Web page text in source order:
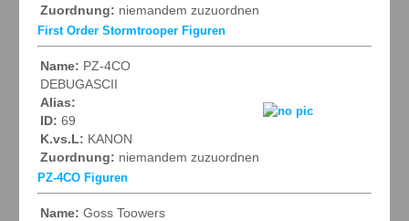
Zuordnung: niemandem zuzuordnen
First Order Stormtrooper Figuren
Name: PZ-4CO
DEBUGASCII
Alias:
ID: 69
K.vs.L: KANON
Zuordnung: niemandem zuzuordnen
PZ-4CO Figuren
Name: Goss Toowers